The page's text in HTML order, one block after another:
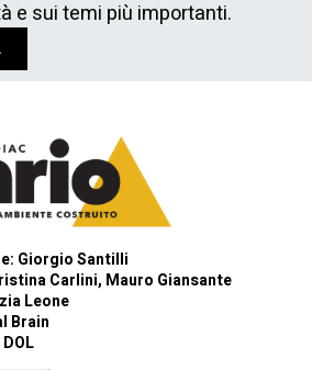
e sui temi più importanti.
Giorgio Santilli
Carlini, Mauro Giansante
Leone
Brain
DOL